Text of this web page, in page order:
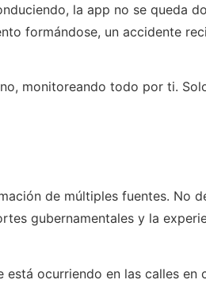
la app no se queda
formándose, un accidente
monitoreando todo por ti.
de múltiples fuentes. No
gubernamentales y la
ocurriendo en las calles en